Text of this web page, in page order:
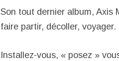
Son tout dernier album, Axis
faire partir, décoller, voyager.
Installez-vous, « posez »